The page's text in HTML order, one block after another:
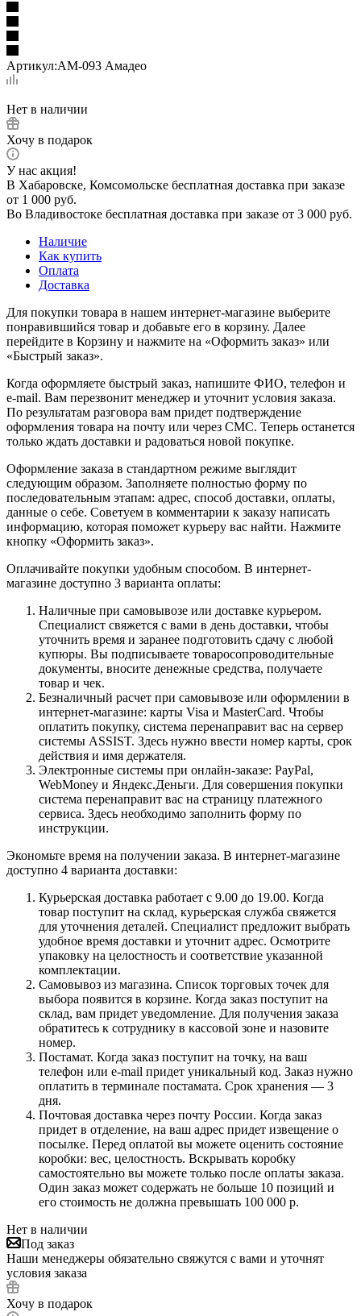
Артикул:АМ-093 Амадео
Нет в наличии
Хочу в подарок
У нас акция!
В Хабаровске, Комсомольске бесплатная доставка при заказе
от 1 000 руб.
Во Владивостоке бесплатная доставка при заказе от 3 000 руб.
Наличие
Как купить
Оплата
Доставка
Для покупки товара в нашем интернет-магазине выберите
понравившийся товар и добавьте его в корзину. Далее
перейдите в Корзину и нажмите на «Оформить заказ» или
«Быстрый заказ».
Когда оформляете быстрый заказ, напишите ФИО, телефон и
e-mail. Вам перезвонит менеджер и уточнит условия заказа.
По результатам разговора вам придет подтверждение
оформления товара на почту или через СМС. Теперь останется
только ждать доставки и радоваться новой покупке.
Оформление заказа в стандартном режиме выглядит
следующим образом. Заполняете полностью форму по
последовательным этапам: адрес, способ доставки, оплаты,
данные о себе. Советуем в комментарии к заказу написать
информацию, которая поможет курьеру вас найти. Нажмите
кнопку «Оформить заказ».
Оплачивайте покупки удобным способом. В интернет-
магазине доступно 3 варианта оплаты:
Наличные при самовывозе или доставке курьером.
Специалист свяжется с вами в день доставки, чтобы
уточнить время и заранее подготовить сдачу с любой
купюры. Вы подписываете товаросопроводительные
документы, вносите денежные средства, получаете
товар и чек.
Безналичный расчет при самовывозе или оформлении в
интернет-магазине: карты Visa и MasterCard. Чтобы
оплатить покупку, система перенаправит вас на сервер
системы ASSIST. Здесь нужно ввести номер карты, срок
действия и имя держателя.
Электронные системы при онлайн-заказе: PayPal,
WebMoney и Яндекс.Деньги. Для совершения покупки
система перенаправит вас на страницу платежного
сервиса. Здесь необходимо заполнить форму по
инструкции.
Экономьте время на получении заказа. В интернет-магазине
доступно 4 варианта доставки:
Курьерская доставка работает с 9.00 до 19.00. Когда
товар поступит на склад, курьерская служба свяжется
для уточнения деталей. Специалист предложит выбрать
удобное время доставки и уточнит адрес. Осмотрите
упаковку на целостность и соответствие указанной
комплектации.
Самовывоз из магазина. Список торговых точек для
выбора появится в корзине. Когда заказ поступит на
склад, вам придет уведомление. Для получения заказа
обратитесь к сотруднику в кассовой зоне и назовите
номер.
Постамат. Когда заказ поступит на точку, на ваш
телефон или e-mail придет уникальный код. Заказ нужно
оплатить в терминале постамата. Срок хранения — 3
дня.
Почтовая доставка через почту России. Когда заказ
придет в отделение, на ваш адрес придет извещение о
посылке. Перед оплатой вы можете оценить состояние
коробки: вес, целостность. Вскрывать коробку
самостоятельно вы можете только после оплаты заказа.
Один заказ может содержать не больше 10 позиций и
его стоимость не должна превышать 100 000 р.
Нет в наличии
Под заказ
Наши менеджеры обязательно свяжутся с вами и уточнят
условия заказа
Хочу в подарок